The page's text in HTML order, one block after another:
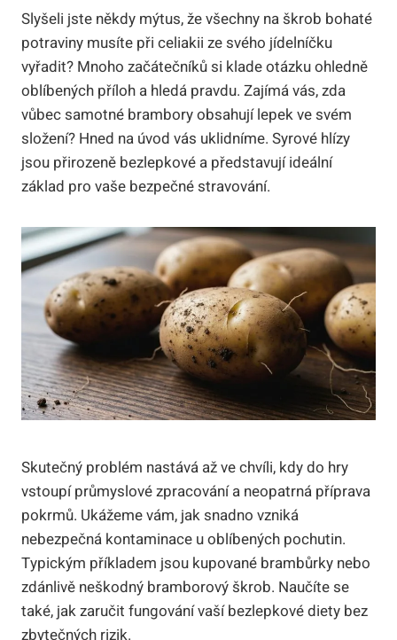
Slyšeli jste někdy mýtus, že všechny na škrob bohaté
potraviny musíte při celiakii ze svého jídelníčku
vyřadit? Mnoho začátečníků si klade otázku ohledně
oblíbených příloh a hledá pravdu. Zajímá vás, zda
vůbec samotné brambory obsahují lepek ve svém
složení? Hned na úvod vás uklidníme. Syrové hlízy
jsou přirozeně bezlepkové a představují ideální
základ pro vaše bezpečné stravování.
Skutečný problém nastává až ve chvíli, kdy do hry
vstoupí průmyslové zpracování a neopatrná příprava
pokrmů. Ukážeme vám, jak snadno vzniká
nebezpečná kontaminace u oblíbených pochutin.
Typickým příkladem jsou kupované brambůrky nebo
zdánlivě neškodný bramborový škrob. Naučíte se
také, jak zaručit fungování vaší bezlepkové diety bez
zbytečných rizik.